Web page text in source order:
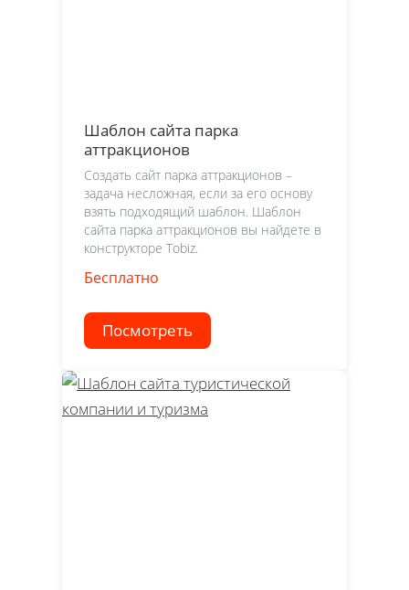
Шаблон сайта парка
аттракционов
Создать сайт парка аттракционов –
задача несложная, если за его основу
взять подходящий шаблон. Шаблон
сайта парка аттракционов вы найдете в
конструкторе Tobiz.
Бесплатно
Посмотреть